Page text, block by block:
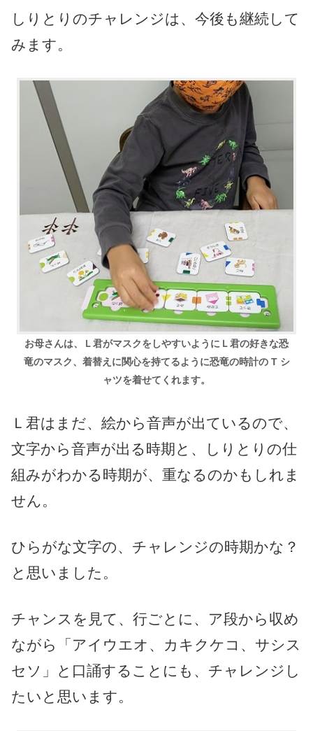
しりとりのチャレンジは、今後も継続して
みます。
お母さんは、Ｌ君がマスクをしやすいようにＬ君の好きな恐
竜のマスク、着替えに関心を持てるように恐竜の時計の T シ
ャツを着せてくれます。
Ｌ君はまだ、絵から音声が出ているので、
文字から音声が出る時期と、しりとりの仕
組みがわかる時期が、重なるのかもしれま
せん。
ひらがな文字の、チャレンジの時期かな？
と思いました。
チャンスを見て、行ごとに、ア段から収め
ながら「アイウエオ、カキクケコ、サシス
セソ」と口誦することにも、チャレンジし
たいと思います。